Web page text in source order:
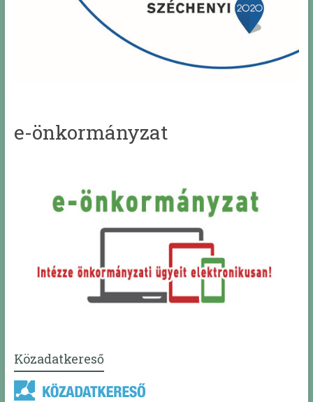
e-önkormányzat
Közadatkereső